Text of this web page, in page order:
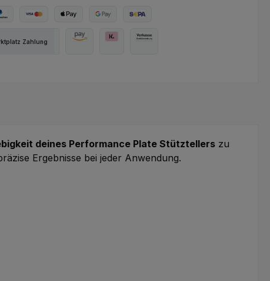
Zahlung
deines Performance Plate Stütztellers zu
Ergebnisse bei jeder Anwendung.